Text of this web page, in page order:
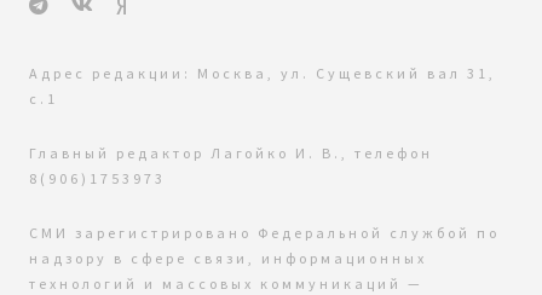
Адрес редакции: Москва, ул. Сущевский вал 31,
с.1
Главный редактор Лагойко И. В., телефон
8(906)1753973
СМИ зарегистрировано Федеральной службой по
надзору в сфере связи, информационных
технологий и массовых коммуникаций —